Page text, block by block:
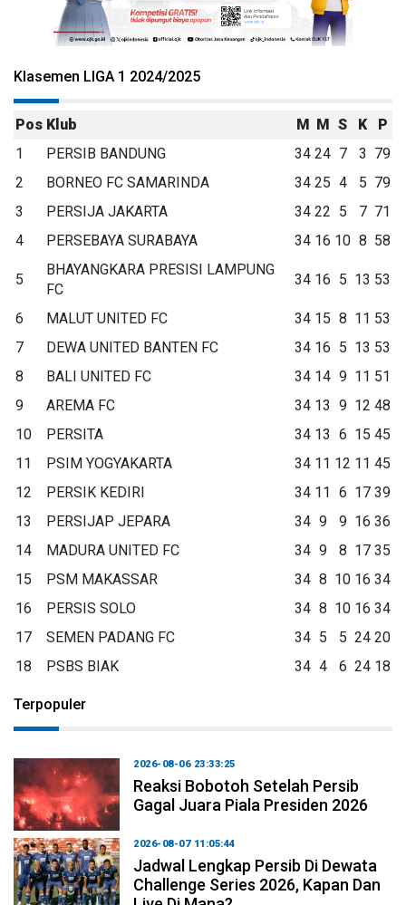
Klasemen LIGA 1 2024/2025
Pos Klub M M S K
P
1
PERSIB BANDUNG 34 24 7 3 79
2
BORNEO FC SAMARINDA 34 25 4 5 79
3
PERSIJA JAKARTA 34 22 5 7 71
4
PERSEBAYA SURABAYA 34 16 10 8 58
5
BHAYANGKARA PRESISI LAMPUNG
FC
34 16 5 13 53
6 MALUT UNITED FC 34 15 8 11 53
7
DEWA UNITED BANTEN FC 34 16 5 13 53
8
BALI UNITED FC 34 14 9 11 51
9
AREMA FC 34 13 9 12 48
10
PERSITA 34 13 6 15 45
11
PSIM YOGYAKARTA 34 11 12 11 45
12
PERSIK KEDIRI 34 11 6 17 39
13
PERSIJAP JEPARA 34 9 9 16 36
14
MADURA UNITED FC 34 9 8 17 35
15
PSM MAKASSAR 34 8 10 16 34
16
PERSIS SOLO 34 8 10 16 34
17
SEMEN PADANG FC 34 5 5 24 20
18
PSBS BIAK 34 4 6 24 18
Terpopuler
2026-08-06 23:33:25
Reaksi Bobotoh Setelah Persib
Gagal Juara Piala Presiden 2026
2026-08-07 11:05:44
Jadwal Lengkap Persib Di Dewata
Challenge Series 2026, Kapan Dan